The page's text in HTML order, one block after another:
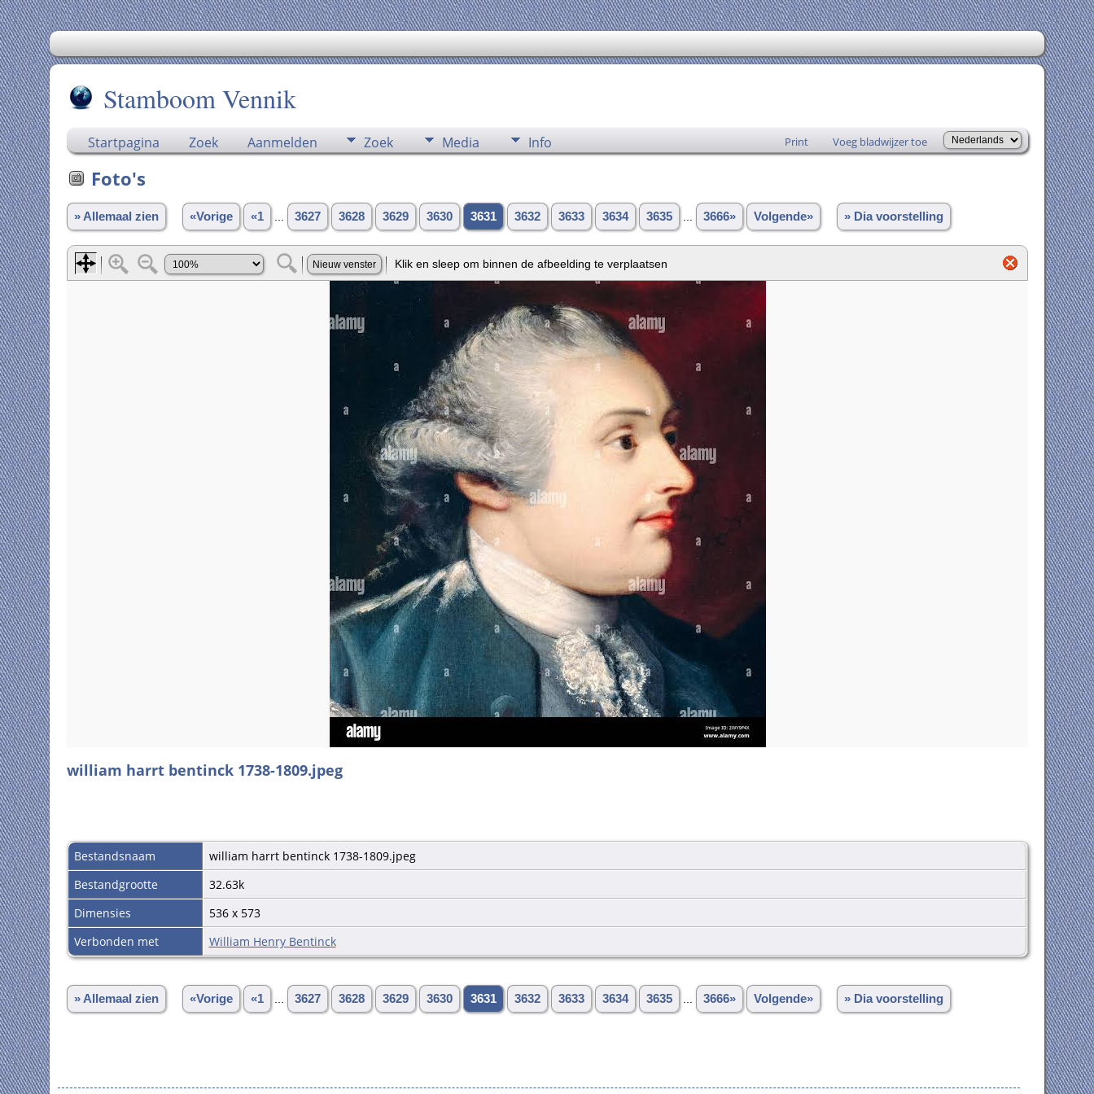
Stamboom Vennik
Startpagina Zoek Aanmelden Zoek Media Info Print Voeg bladwijzer toe
Foto's
» Allemaal zien «Vorige «1 3627 3628 3629 3630 3631 3632 3633 3634 3635 3666» Volgende» » Dia voorstelling
william harrt bentinck 1738-1809.jpeg
Bestandsnaam
william harrt bentinck 1738-1809.jpeg
Bestandgrootte
32.63k
Dimensies
536 x 573
Verbonden met
William Henry Bentinck
» Allemaal zien «Vorige «1 3627 3628 3629 3630 3631 3632 3633 3634 3635 3666» Volgende» » Dia voorstelling